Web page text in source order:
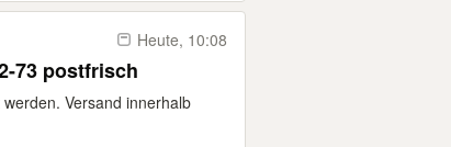
Heute, 10:08
73 postfrisch
Versand innerhalb